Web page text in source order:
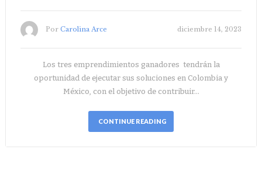
Por Carolina Arce diciembre 14, 2023
Los tres emprendimientos ganadores tendrán la
oportunidad de ejecutar sus soluciones en Colombia y
México, con el objetivo de contribuir…
CONTINUE READING